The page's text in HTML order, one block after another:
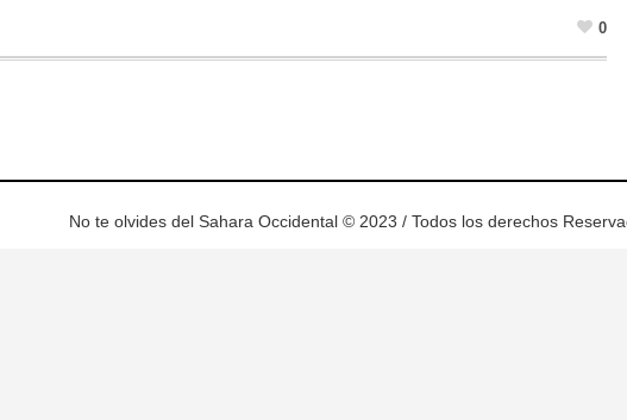
0
No te olvides del Sahara Occidental © 2023 / Todos los derechos